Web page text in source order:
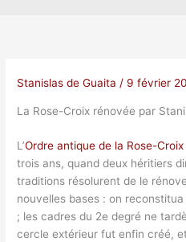
Stanislas de Guaita / 9 février
La Rose-Croix rénovée par
L’Ordre antique de la Rose-Croix
trois ans, quand deux héritiers
traditions résolurent de le
nouvelles bases : on
; les cadres du 2e degré ne
cercle extérieur fut enfin créé,